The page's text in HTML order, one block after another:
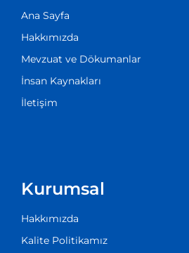
Ana Sayfa
Hakkımızda
Mevzuat ve Dökumanlar
İnsan Kaynakları
İletişim
Kurumsal
Hakkımızda
Kalite Politikamız